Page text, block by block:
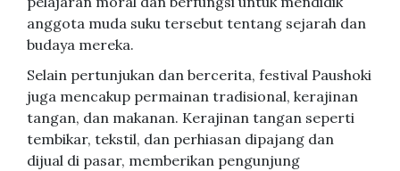
anggota muda suku tersebut tentang sejarah dan
budaya mereka.
Selain pertunjukan dan bercerita, festival Paushoki
juga mencakup permainan tradisional, kerajinan
tangan, dan makanan. Kerajinan tangan seperti
tembikar, tekstil, dan perhiasan dipajang dan
dijual di pasar, memberikan pengunjung